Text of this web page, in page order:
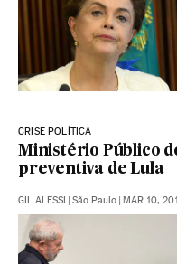
CRISE POLÍTICA
Ministério Público
preventiva de Lula
GIL ALESSI | São Paulo | MAR 10,